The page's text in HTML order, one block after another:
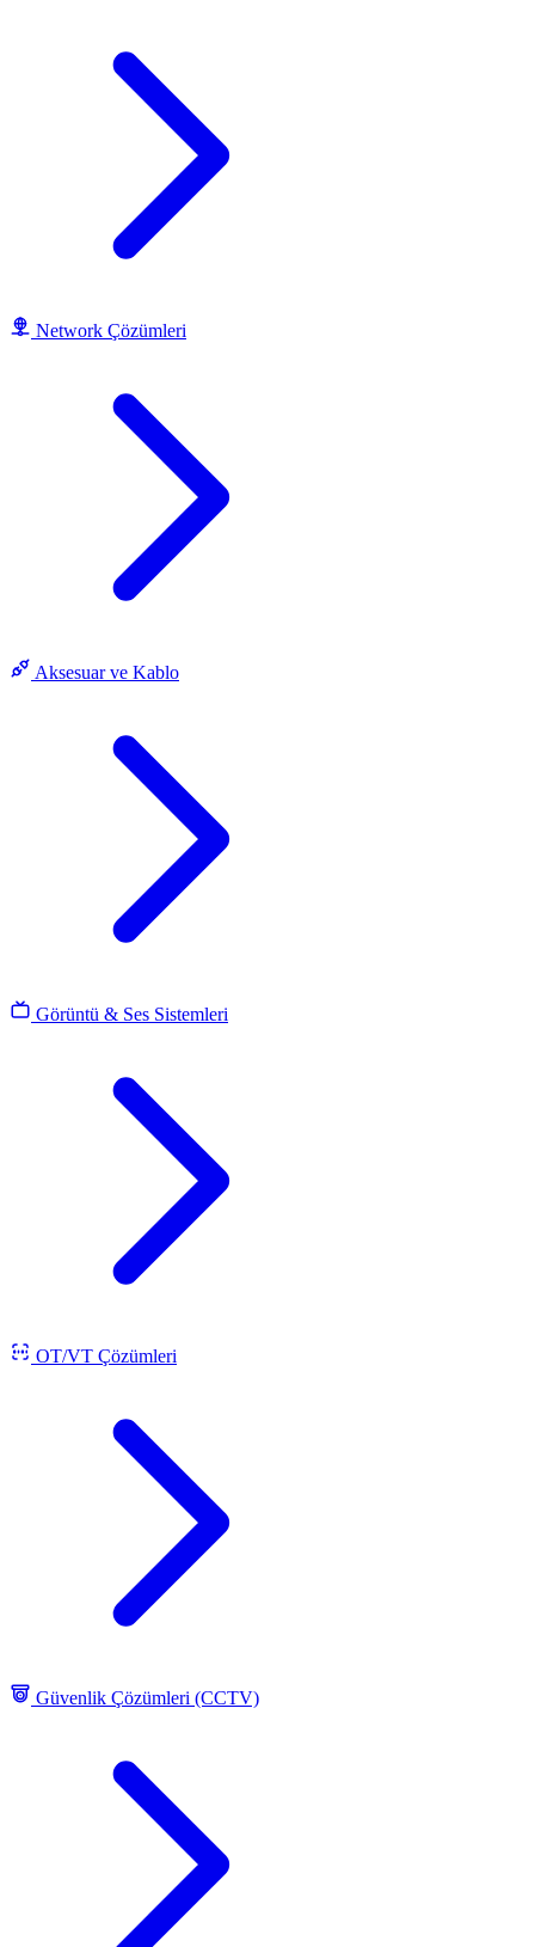
Network Çözümleri
Aksesuar ve Kablo
Görüntü & Ses Sistemleri
OT/VT Çözümleri
Güvenlik Çözümleri (CCTV)